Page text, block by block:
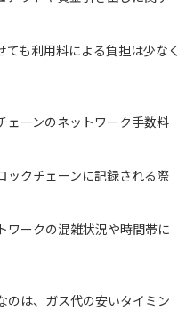
も利用料による負担は少なく
ェーンのネットワーク手数料
ックチェーンに記録される際
ワークの混雑状況や時間帯に
のは、ガス代の安いタイミン